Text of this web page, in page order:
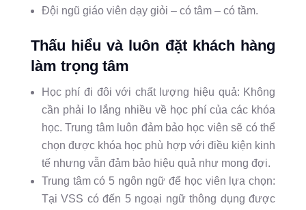
Đội ngũ giáo viên dạy giỏi – có tâm – có tầm.
Thấu hiểu và luôn đặt khách hàng
làm trọng tâm
Học phí đi đôi với chất lượng hiệu quả: Không
cần phải lo lắng nhiều về học phí của các khóa
học. Trung tâm luôn đảm bảo học viên sẽ có thể
chọn được khóa học phù hợp với điều kiện kinh
tế nhưng vẫn đảm bảo hiệu quả như mong đợi.
Trung tâm có 5 ngôn ngữ để học viên lựa chọn:
Tại VSS có đến 5 ngoại ngữ thông dụng được